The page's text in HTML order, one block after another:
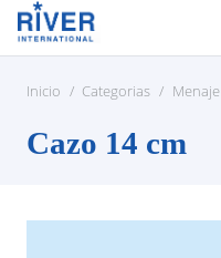
Inicio / Categorias / Menaje
Cazo 14 cm